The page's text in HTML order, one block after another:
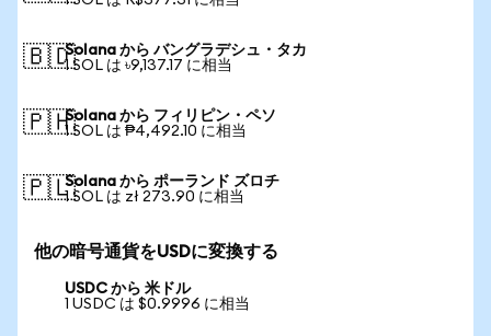
🇧🇩Solana から バングラデシュ・タカ
1 SOL は ৳9,137.17 に相当
🇵🇭Solana から フィリピン・ペソ
1 SOL は ₱4,492.10 に相当
🇵🇱Solana から ポーランド ズロチ
1 SOL は zł 273.90 に相当
他の暗号通貨をUSDに変換する
USDC から 米ドル
1 USDC は $0.9996 に相当